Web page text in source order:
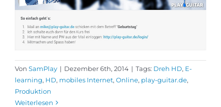
Von SamPlay | Dezember 6th, 2014 | Tags: Dreh HD, E-
learning, HD, mobiles Internet, Online, play-guitar.de,
Produktion
Weiterlesen